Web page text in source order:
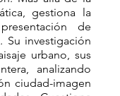
gestiona la
de
Su investigación
urbano, sus
analizando
ciudad-imagen